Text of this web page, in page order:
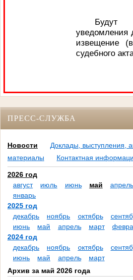
уведомления
извещение
судебного
ПРЕСС-СЛУЖБА
Новости
Доклады, выступления,
материалы
Контактная
2026 год
август
июль июнь май апрель
январь
2025 год
декабрь
ноябрь октябрь
июнь
май апрель март
2024 год
декабрь
ноябрь октябрь
июнь
май апрель
март
Архив за май 2026 года